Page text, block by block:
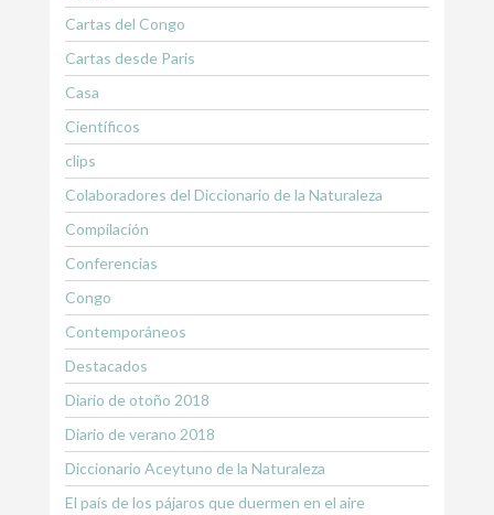
Cartas del Congo
Cartas desde Paris
Casa
Científicos
clips
Colaboradores del Diccionario de la Naturaleza
Compilación
Conferencias
Congo
Contemporáneos
Destacados
Diario de otoño 2018
Diario de verano 2018
Diccionario Aceytuno de la Naturaleza
El país de los pájaros que duermen en el aire